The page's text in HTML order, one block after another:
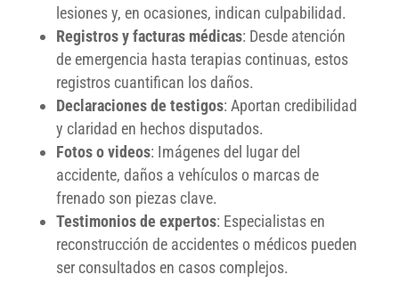
lesiones y, en ocasiones, indican culpabilidad.
Registros y facturas médicas: Desde atención
de emergencia hasta terapias continuas, estos
registros cuantifican los daños.
Declaraciones de testigos: Aportan credibilidad
y claridad en hechos disputados.
Fotos o videos: Imágenes del lugar del
accidente, daños a vehículos o marcas de
frenado son piezas clave.
Testimonios de expertos: Especialistas en
reconstrucción de accidentes o médicos pueden
ser consultados en casos complejos.